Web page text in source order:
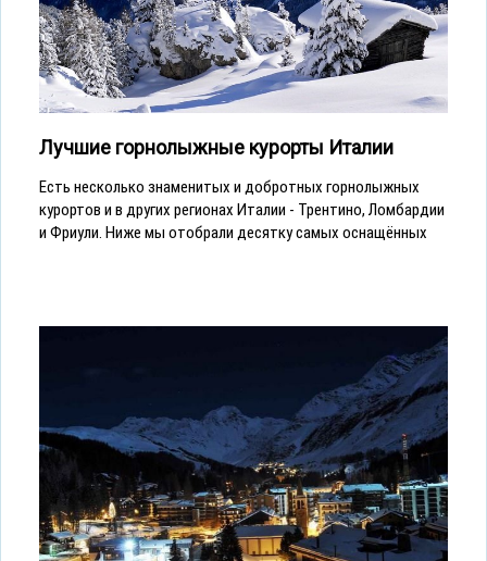
Лучшие горнолыжные курорты Италии
Есть несколько знаменитых и добротных горнолыжных
курортов и в других регионах Италии - Трентино, Ломбардии
и Фриули. Ниже мы отобрали десятку самых оснащённых